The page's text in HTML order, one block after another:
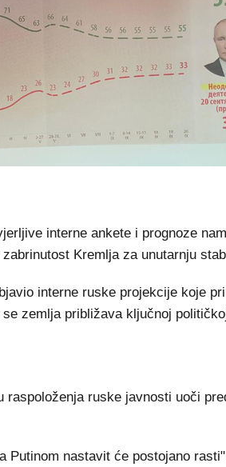
interne ankete i prognoze
Kremlja za unutarnju
interne ruske projekcije koje
zemlja približava ključnoj
ruske javnosti uoči
Putinom nastavit će postojano